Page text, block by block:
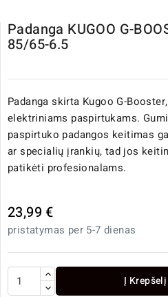
Padanga KUGOO G-
85/65-6.5
Padanga skirta Kugoo G-
elektriniams paspirtukams.
paspirtuko padangos keitimas
ar specialių įrankių, tad jos
patikėti profesionalams.
23,99 €
pristatymas per 5-7 dienas
Į Krepšelį